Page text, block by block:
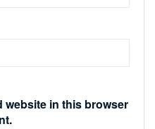
website in this browser